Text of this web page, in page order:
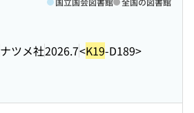
ナツメ社2026.7<K19-D189>